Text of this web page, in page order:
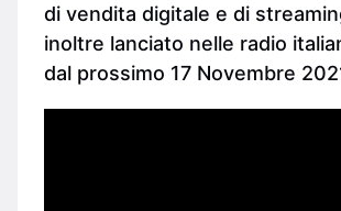
di vendita digitale e di
inoltre lanciato nelle radio
dal prossimo 17 Novembre